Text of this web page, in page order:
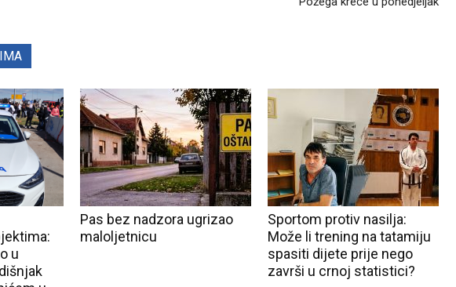
u
Pas bez nadzora ugrizao
maloljetnicu
Sportom protiv nasilja:
Može li trening na tatamiju
spasiti dijete prije nego
završi u crnoj statistici?